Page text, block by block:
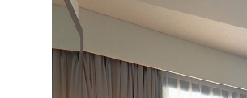
Vaikams:
meniu
Paplūdimys: